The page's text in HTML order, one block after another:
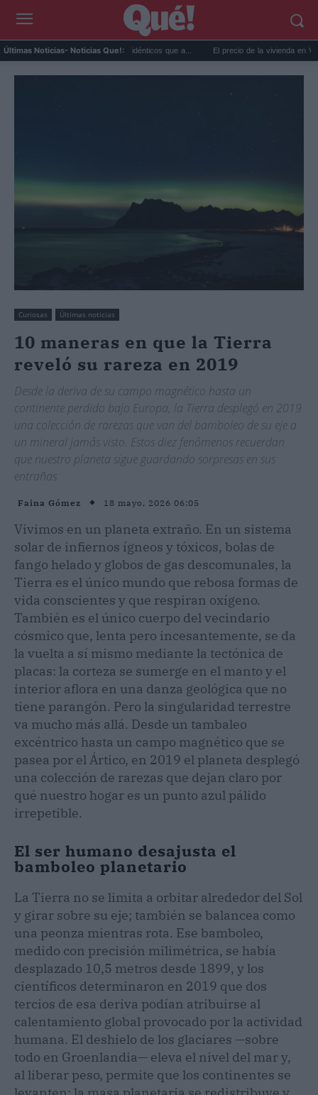
Últimas Noticias- Noticias Que!:
ansiedad: síntomas idénticos que a... El precio de la vivienda en Valencia sube a
Curiosas Últimas noticias
10 maneras en que la Tierra
reveló su rareza en 2019
Desde la deriva de su campo magnético hasta un
continente perdido bajo Europa, la Tierra desplegó en 2019
una colección de rarezas que van del bamboleo de su eje a
un mineral jamás visto. Estos diez fenómenos recuerdan
que nuestro planeta sigue guardando sorpresas en sus
entrañas
Faina Gómez 18 mayo, 2026 06:05
Vivimos en un planeta extraño. En un sistema
solar de infiernos ígneos y tóxicos, bolas de
fango helado y globos de gas descomunales, la
Tierra es el único mundo que rebosa formas de
vida conscientes y que respiran oxígeno.
También es el único cuerpo del vecindario
cósmico que, lenta pero incesantemente, se da
la vuelta a sí mismo mediante la tectónica de
placas: la corteza se sumerge en el manto y el
interior aflora en una danza geológica que no
tiene parangón. Pero la singularidad terrestre
va mucho más allá. Desde un tambaleo
excéntrico hasta un campo magnético que se
pasea por el Ártico, en 2019 el planeta desplegó
una colección de rarezas que dejan claro por
qué nuestro hogar es un punto azul pálido
irrepetible.
El ser humano desajusta el
bamboleo planetario
La Tierra no se limita a orbitar alrededor del Sol
y girar sobre su eje; también se balancea como
una peonza mientras rota. Ese bamboleo,
medido con precisión milimétrica, se había
desplazado 10,5 metros desde 1899, y los
científicos determinaron en 2019 que dos
tercios de esa deriva podían atribuirse al
calentamiento global provocado por la actividad
humana. El deshielo de los glaciares —sobre
todo en Groenlandia— eleva el nivel del mar y,
al liberar peso, permite que los continentes se